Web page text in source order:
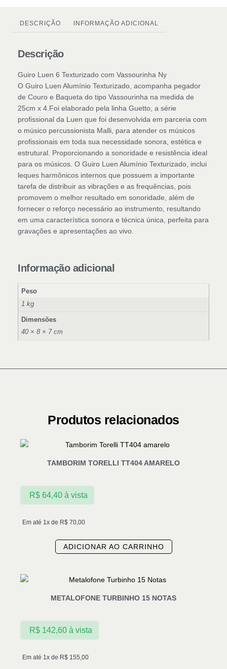
DESCRIÇÃO INFORMAÇÃO ADICIONAL
Descrição
Guiro Luen 6 Texturizado com Vassourinha Ny
O Guiro Luen Alumínio Texturizado, acompanha pegador
de Couro e Baqueta do tipo Vassourinha na medida de
25cm x 4.Foi elaborado pela linha Guetto, a série
profissional da Luen que foi desenvolvida em parceria com
o músico percussionista Malli, para atender os músicos
profissionais em toda sua necessidade sonora, estética e
estrutural. Proporcionando a sonoridade e resistência ideal
para os músicos. O Guiro Luen Alumínio Texturizado, inclui
leques harmônicos internos que possuem a importante
tarefa de distribuir as vibrações e as frequências, pois
promovem o melhor resultado em sonoridade, além de
fornecer o reforço necessário ao instrumento, resultando
em uma característica sonora e técnica única, perfeita para
gravações e apresentações ao vivo.
Informação adicional
Peso
1 kg
Dimensões
40 × 8 × 7 cm
Produtos relacionados
TAMBORIM TORELLI TT404 AMARELO
Em até 1x de R$ 70,00
R$64,40 à vista
ADICIONAR AO CARRINHO
METALOFONE TURBINHO 15 NOTAS
Em até 1x de R$ 155,00
R$142,60 à vista